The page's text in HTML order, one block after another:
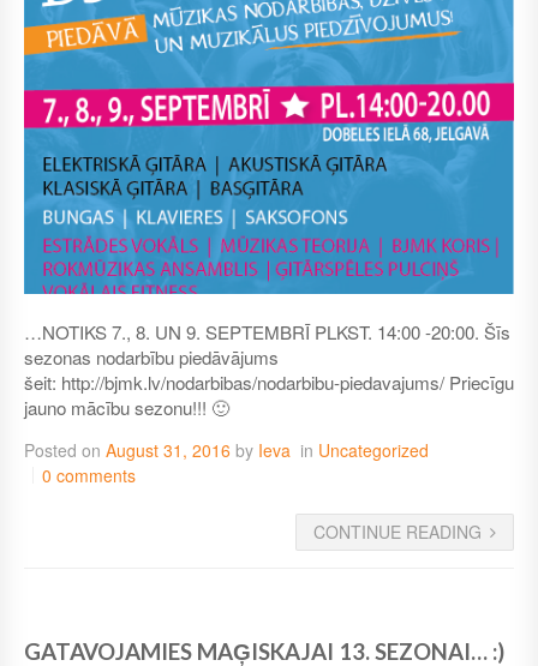
…NOTIKS 7., 8. UN 9. SEPTEMBRĪ PLKST. 14:00 -20:00. Šīs
sezonas nodarbību piedāvājums
šeit: http://bjmk.lv/nodarbibas/nodarbibu-piedavajums/ Priecīgu
jauno mācību sezonu!!! 🙂
Posted on August 31, 2016 by Ieva in Uncategorized
0 comments
CONTINUE READING
GATAVOJAMIES MAĢISKAJAI 13. SEZONAI… :)